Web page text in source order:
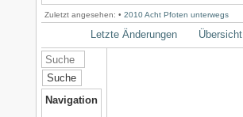
Zuletzt angesehen: • 2010 Acht Pfoten unterwegs
Letzte Änderungen Übersicht
Suche
Navigation